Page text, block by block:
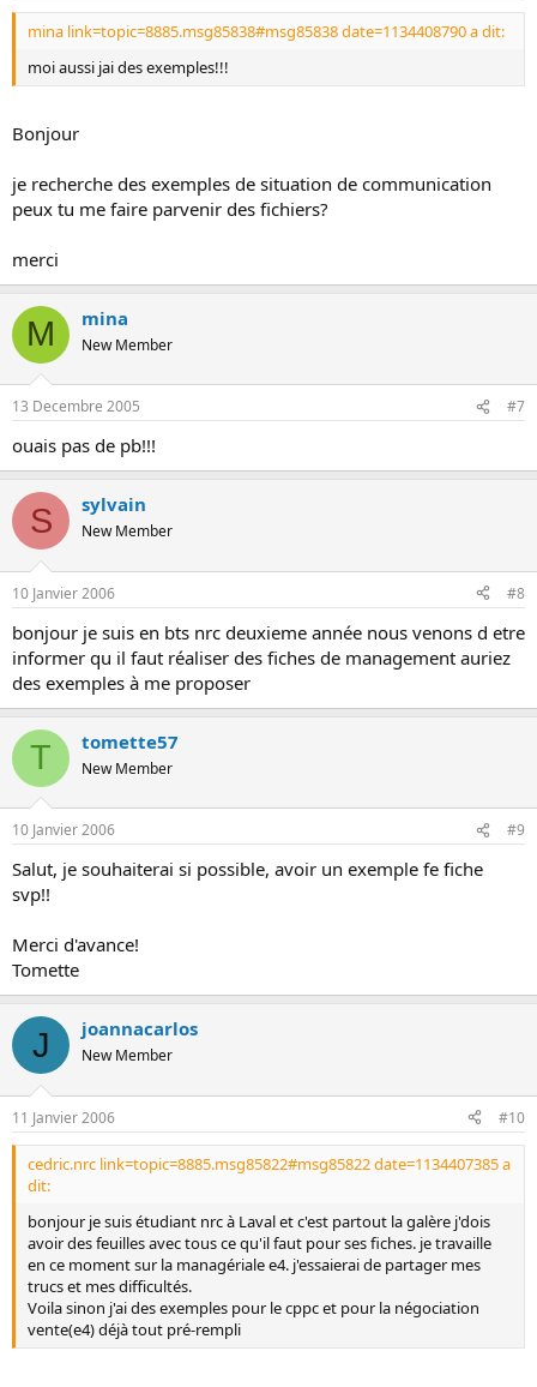
mina link=topic=8885.msg85838#msg85838 date=1134408790 a dit:
moi aussi jai des exemples!!!
Bonjour
je recherche des exemples de situation de communication
peux tu me faire parvenir des fichiers?
merci
M mina
New Member
13 Decembre 2005 #7
ouais pas de pb!!!
S sylvain
New Member
10 Janvier 2006 #8
bonjour je suis en bts nrc deuxieme année nous venons d etre
informer qu il faut réaliser des fiches de management auriez
des exemples à me proposer
T tomette57
New Member
10 Janvier 2006 #9
Salut, je souhaiterai si possible, avoir un exemple fe fiche
svp!!
Merci d'avance!
Tomette
J joannacarlos
New Member
11 Janvier 2006 #10
cedric.nrc link=topic=8885.msg85822#msg85822 date=1134407385 a
dit:
bonjour je suis étudiant nrc à Laval et c'est partout la galère j'dois
avoir des feuilles avec tous ce qu'il faut pour ses fiches. je travaille
en ce moment sur la managériale e4. j'essaierai de partager mes
trucs et mes difficultés.
Voila sinon j'ai des exemples pour le cppc et pour la négociation
vente(e4) déjà tout pré-rempli